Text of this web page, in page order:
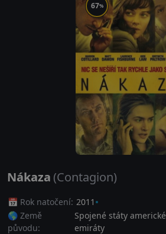
67%
Nákaza (Contagion)
📅 Rok natočení: 2011
🌎 Země
původu:
Spojené státy americké
emiráty